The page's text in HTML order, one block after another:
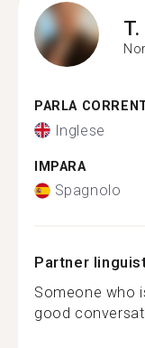
T.
PARLA
Inglese
IMPARA
Spagnolo
Partner
Someone who
good